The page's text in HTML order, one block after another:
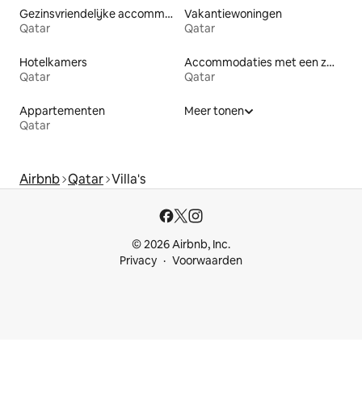
Gezinsvriendelijke accommodaties
Qatar
Vakantiewoningen
Qatar
Hotelkamers
Qatar
Accommodaties met een zwembad
Qatar
Appartementen
Qatar
Meer tonen
Airbnb Qatar Villa's
© 2026 Airbnb, Inc.
Privacy
Voorwaarden